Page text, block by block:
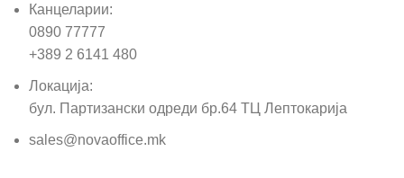
Канцеларии:
0890 77777
+389 2 6141 480
Локација:
бул. Партизански одреди бр.64 ТЦ Лептокарија
sales@novaoffice.mk